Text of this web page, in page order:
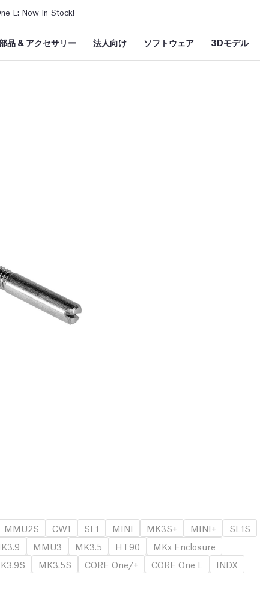
L: Now In Stock!
品 & アクセサリー 法人向け ソフトウェア 3Dモデル
MMU2S CW1 SL1 MINI MK3S+ MINI+
SL1S
MMU3 MK3.5 HT90
MKx Enclosure
MK3.5S CORE One/+ CORE One L INDX